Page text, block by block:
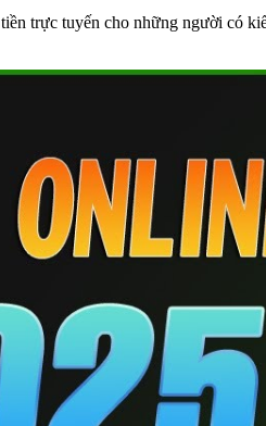
trực tuyến cho những người có